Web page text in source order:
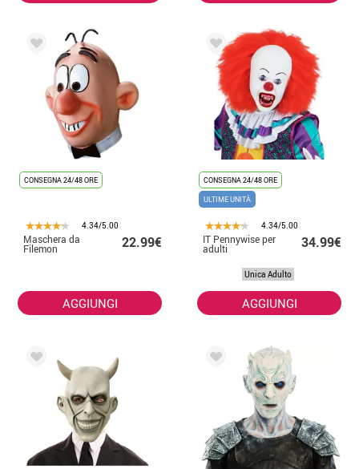
CONSEGNA 24/48 ORE
4.34/5.00
Maschera da
Filemon 22.99€
AGGIUNGI
CONSEGNA 24/48 ORE
ULTIME UNITÀ
4.34/5.00
IT Pennywise per
adulti 34.99€
Unica Adulto
AGGIUNGI